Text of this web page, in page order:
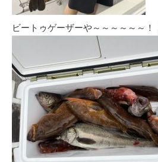
ビートゥゲーザーや～～～～～～！